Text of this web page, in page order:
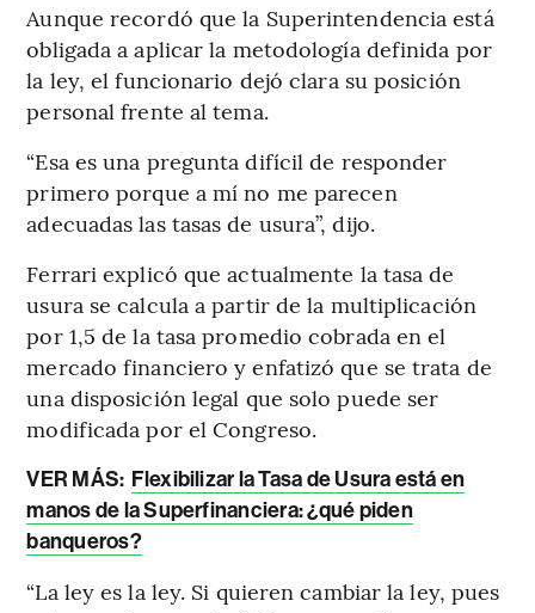
Aunque recordó que la Superintendencia está
obligada a aplicar la metodología definida por
la ley, el funcionario dejó clara su posición
personal frente al tema.
“Esa es una pregunta difícil de responder
primero porque a mí no me parecen
adecuadas las tasas de usura”, dijo.
Ferrari explicó que actualmente la tasa de
usura se calcula a partir de la multiplicación
por 1,5 de la tasa promedio cobrada en el
mercado financiero y enfatizó que se trata de
una disposición legal que solo puede ser
modificada por el Congreso.
VER MÁS: Flexibilizar la Tasa de Usura está en
manos de la Superfinanciera: ¿qué piden
banqueros?
“La ley es la ley. Si quieren cambiar la ley, pues